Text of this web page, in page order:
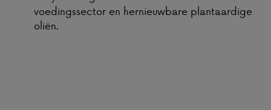
voedingssector en hernieuwbare plantaardige
oliën.